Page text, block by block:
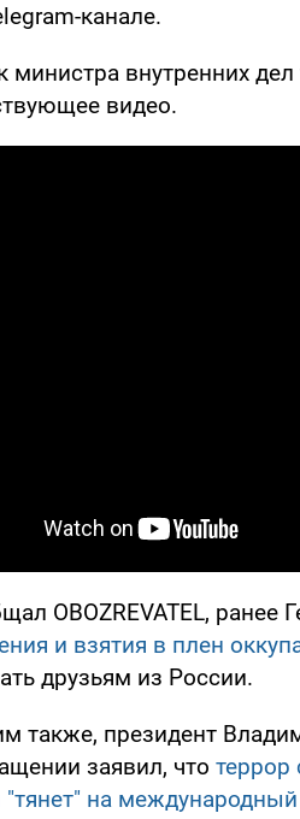
канале.
министра внутренних
видео.
OBOZREVATEL, ранее
и взятия в плен
друзьям из России.
также, президент
заявил, что террор
на международный